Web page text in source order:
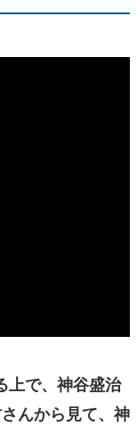
上で、神谷盛治
んから見て、神